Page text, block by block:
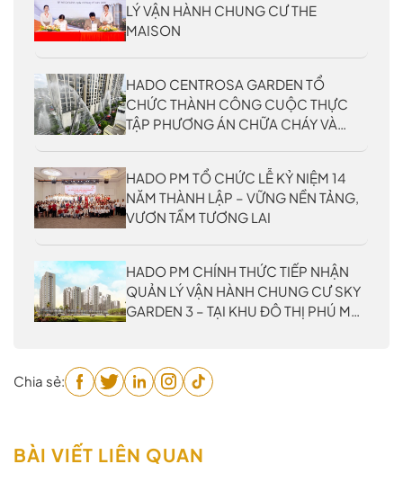
LÝ VẬN HÀNH CHUNG CƯ THE
MAISON
HADO CENTROSA GARDEN TỔ
CHỨC THÀNH CÔNG CUỘC THỰC
TẬP PHƯƠNG ÁN CHỮA CHÁY VÀ
HADO PM TỔ CHỨC LỄ KỶ NIỆM 14
NĂM THÀNH LẬP – VỮNG NỀN TẢNG,
VƯƠN TẦM TƯƠNG LAI
HADO PM CHÍNH THỨC TIẾP NHẬN
QUẢN LÝ VẬN HÀNH CHUNG CƯ SKY
GARDEN 3 – TẠI KHU ĐÔ THỊ PHÚ MỸ
Chia sẻ:
BÀI VIẾT LIÊN QUAN